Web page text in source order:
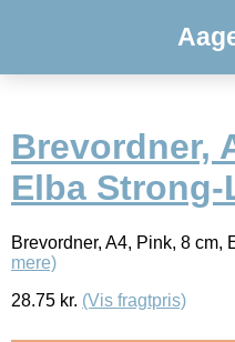
Brevordner,
Elba
Brevordner, A4, Pink, 8 cm,
mere)
28.75 kr. (Vis fragtpris)